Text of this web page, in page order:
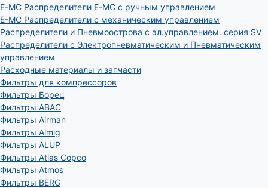
E-MC Распределители E-MC с ручным управлением
E-MC Распределители с механическим управлением
Распределители и Пневмоострова с эл.управлением. серия SV
Распределители с Электропневматическим и Пневматическим
управлением
Расходные материалы и запчасти
Фильтры для компрессоров
Фильтры Борец
Фильтры ABAC
Фильтры Airman
Фильтры Almig
Фильтры ALUP
Фильтры Atlas Copco
Фильтры Atmos
Фильтры BERG